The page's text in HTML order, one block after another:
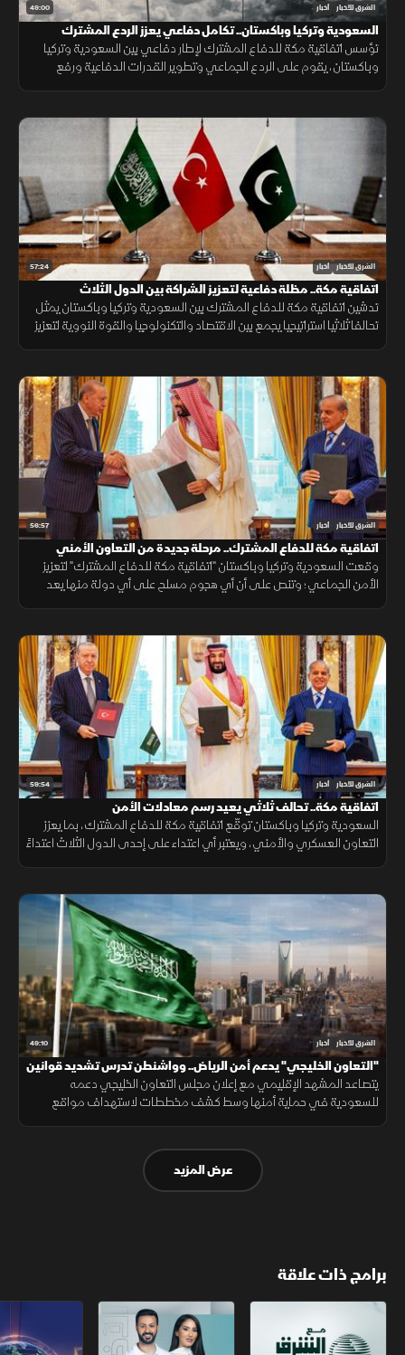
49:00 الشرق للأخبار أخبار
السعودية وتركيا وباكستان.. تكامل دفاعي يعزز الردع المشترك
تؤسس اتفاقية مكة للدفاع المشترك لإطار دفاعي بين السعودية وتركيا
وباكستان، يقوم على الردع الجماعي وتطوير القدرات الدفاعية ورفع
57:24 الشرق للأخبار أخبار
اتفاقية مكة.. مظلة دفاعية لتعزيز الشراكة بين الدول الثلاث
تدشين اتفاقية مكة للدفاع المشترك بين السعودية وتركيا وباكستان يمثل
تحالفا ثلاثيا استراتيجيا يجمع بين الاقتصاد والتكنولوجيا والقوة النووية لتعزيز
56:57 الشرق للأخبار أخبار
اتفاقية مكة للدفاع المشترك.. مرحلة جديدة من التعاون الأمني
وقعت السعودية وتركيا وباكستان "اتفاقية مكة للدفاع المشترك" لتعزيز
الأمن الجماعي؛ وتنص على أن أي هجوم مسلح على أي دولة منها يعد
59:54 الشرق للأخبار أخبار
اتفاقية مكة.. تحالف ثلاثي يعيد رسم معادلات الأمن
السعودية وتركيا وباكستان توقّع اتفاقية مكة للدفاع المشترك، بما يعزز
التعاون العسكري والأمني، ويعتبر أي اعتداء على إحدى الدول الثلاث اعتداءً
49:10 الشرق للأخبار أخبار
"التعاون الخليجي" يدعم أمن الرياض.. وواشنطن تدرس تشديد قوانين
الهجرة
يتصاعد المشهد الإقليمي مع إعلان مجلس التعاون الخليجي دعمه
للسعودية في حماية أمنها وسط كشف مخططات لاستهداف مواقع
عرض المزيد
برامج ذات علاقة
مع الشرق الأوسط الخبر الآخر تقارير الشرق